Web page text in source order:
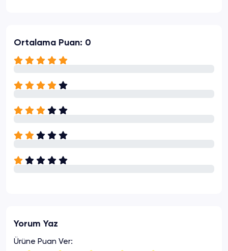
Ortalama Puan: 0
Yorum Yaz
Ürüne Puan Ver: